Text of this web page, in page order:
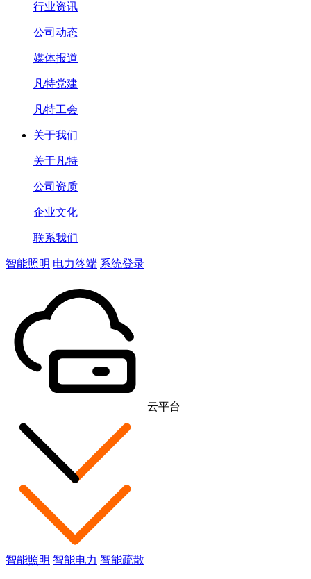
行业资讯
公司动态
媒体报道
凡特党建
凡特工会
关于我们
关于凡特
公司资质
企业文化
联系我们
智能照明 电力终端 系统登录
云平台
智能照明 智能电力 智能疏散